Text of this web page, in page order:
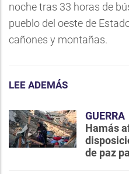
noche tras 33 horas de
pueblo del oeste de
cañones y montañas.
LEE ADEMÁS
GUERRA
Hamás
de paz